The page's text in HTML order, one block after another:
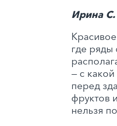
Ирина С.
где
— с
перед
фруктов
нельзя